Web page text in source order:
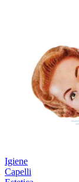
Igiene
Capelli